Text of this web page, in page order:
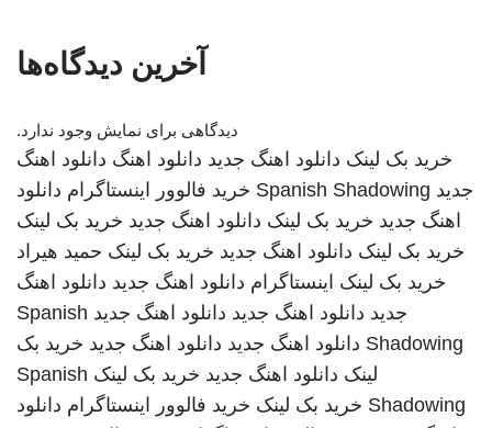
آخرین دیدگاه‌ها
دیدگاهی برای نمایش وجود ندارد.
خرید بک لینک دانلود اهنگ جدید دانلود اهنگ دانلود اهنگ
جدید Spanish Shadowing خرید فالوور اینستاگرام دانلود
اهنگ جدید خرید بک لینک دانلود اهنگ جدید خرید بک لینک
خرید بک لینک دانلود اهنگ جدید خرید بک لینک حمید هیراد
خرید بک لینک اینستاگرام دانلود اهنگ جدید دانلود اهنگ
جدید دانلود اهنگ جدید دانلود اهنگ جدید Spanish
Shadowing دانلود اهنگ جدید دانلود اهنگ جدید خرید بک
لینک دانلود اهنگ جدید خرید بک لینک Spanish
Shadowing خرید بک لینک خرید فالوور اینستاگرام دانلود